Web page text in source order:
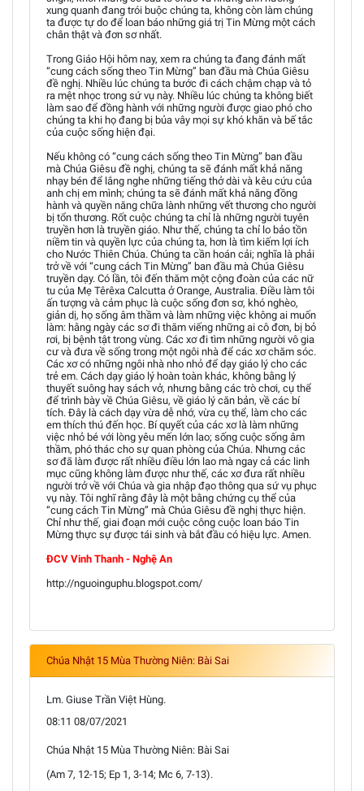
xung quanh đang trói buộc chúng ta, không còn làm chúng
ta được tự do để loan báo những giá trị Tin Mừng một cách
chân thật và đơn sơ nhất.
Trong Giáo Hội hôm nay, xem ra chúng ta đang đánh mất
“cung cách sống theo Tin Mừng” ban đầu mà Chúa Giêsu
đề nghị. Nhiều lúc chúng ta bước đi cách chậm chạp và tỏ
ra mệt nhọc trong sứ vụ này. Nhiều lúc chúng ta không biết
làm sao để đồng hành với những người được giao phó cho
chúng ta khi họ đang bị bủa vây mọi sự khó khăn và bế tắc
của cuộc sống hiện đại.
Nếu không có “cung cách sống theo Tin Mừng” ban đầu
mà Chúa Giêsu đề nghị, chúng ta sẽ đánh mất khả năng
nhạy bén để lắng nghe những tiếng thở dài và kêu cứu của
anh chị em mình; chúng ta sẽ đánh mất khả năng đồng
hành và quyền năng chữa lành những vết thương cho người
bị tổn thương. Rốt cuộc chúng ta chỉ là những người tuyên
truyền hơn là truyền giáo. Như thế, chúng ta chỉ lo bảo tồn
niềm tin và quyền lực của chúng ta, hơn là tìm kiếm lợi ích
cho Nước Thiên Chúa. Chúng ta cần hoán cải; nghĩa là phải
trở về với “cung cách Tin Mừng” ban đầu mà Chúa Giêsu
truyền dạy. Có lần, tôi đến thăm một cộng đoàn của các nữ
tu của Mẹ Têrêxa Calcutta ở Orange, Australia. Điều làm tôi
ấn tượng và cảm phục là cuộc sống đơn sơ, khó nghèo,
giản dị, họ sống âm thầm và làm những việc không ai muốn
làm: hằng ngày các sơ đi thăm viếng những ai cô đơn, bị bỏ
rơi, bị bệnh tật trong vùng. Các xơ đi tìm những người vô gia
cư và đưa về sống trong một ngôi nhà để các xơ chăm sóc.
Các xơ có những ngôi nhà nho nhỏ để dạy giáo lý cho các
trẻ em. Cách dạy giáo lý hoàn toàn khác, không bằng lý
thuyết suông hay sách vở, nhưng bằng các trò chơi, cụ thể
để trình bày về Chúa Giêsu, về giáo lý căn bản, về các bí
tích. Đây là cách dạy vừa dễ nhớ, vừa cụ thể, làm cho các
em thích thú đến học. Bí quyết của các xơ là làm những
việc nhỏ bé với lòng yêu mến lớn lao; sống cuộc sống âm
thầm, phó thác cho sự quan phòng của Chúa. Nhưng các
sơ đã làm được rất nhiều điều lớn lao mà ngay cả các linh
mục cũng không làm được như thế, các xơ đưa rất nhiều
người trở về với Chúa và gia nhập đạo thông qua sứ vụ phục
vụ này. Tôi nghĩ rằng đây là một bằng chứng cụ thể của
“cung cách Tin Mừng” mà Chúa Giêsu đề nghị thực hiện.
Chỉ như thế, giai đoạn mới cuộc công cuộc loan báo Tin
Mừng thực sự được tái sinh và bắt đầu có hiệu lực. Amen.
ĐCV Vinh Thanh - Nghệ An
http://nguoinguphu.blogspot.com/
Chúa Nhật 15 Mùa Thường Niên: Bài Sai
Lm. Giuse Trần Việt Hùng.
08:11 08/07/2021
Chúa Nhật 15 Mùa Thường Niên: Bài Sai
(Am 7, 12-15; Ep 1, 3-14; Mc 6, 7-13).